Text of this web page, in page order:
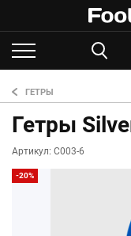
ГЕТРЫ
Гетры
Артикул: С003-6
-20%